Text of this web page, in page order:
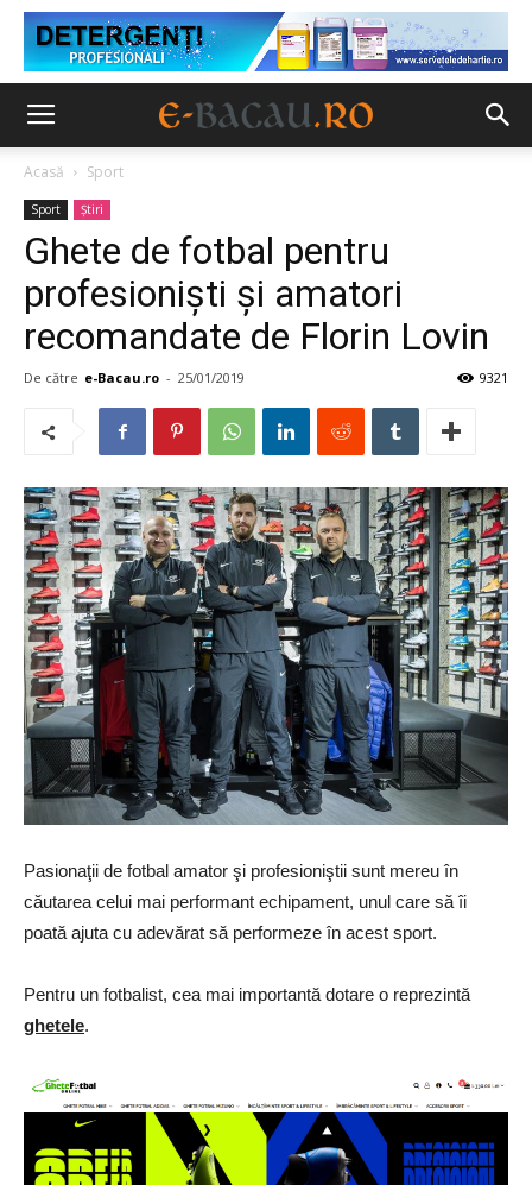
Acasă Sport
Sport Ştiri
Ghete de fotbal pentru
profesionişti şi amatori
recomandate de Florin Lovin
De către e-Bacau.ro - 25/01/2019 9321
Pasionaţii de fotbal amator şi profesioniştii sunt mereu în
căutarea celui mai performant echipament, unul care să îi
poată ajuta cu adevărat să performeze în acest sport.
Pentru un fotbalist, cea mai importantă dotare o reprezintă
ghetele.